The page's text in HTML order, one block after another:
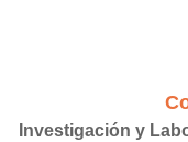
Investigación y